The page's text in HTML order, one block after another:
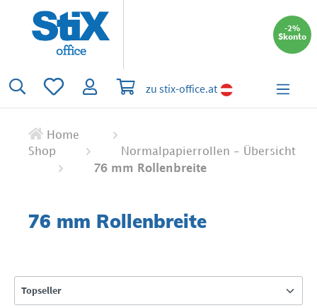
springen
-2%
Skonto
Du hast 0 Produkte auf dem Merkzettel
Warenkorb enthält 0 Positionen. Der
zu stix-office.at
Home
Shop
Normalpapierrollen - Übersicht
76 mm Rollenbreite
76 mm Rollenbreite